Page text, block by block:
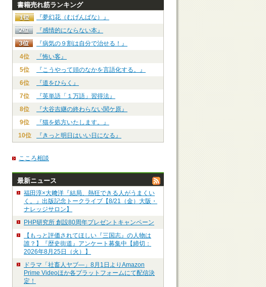
書籍売れ筋ランキング
『夢幻花（むげんばな）』
『感情的にならない本』
『病気の９割は自分で治せる！』
4位
『怖い客』
5位
『こうやって頭のなかを言語化する。』
6位
『道をひらく』
7位
『英単語「１万語」習得法』
8位
『大谷吉継の終わらない関ケ原』
9位
『猫を処方いたします。』
10位
『きっと明日はいい日になる』
こころ相談
最新ニュース
福田淳×大﨑洋『結局、熱狂できる人がうまくい
く。』出版記念トークライブ【8/21（金）大阪・
ナレッジサロン】
PHP研究所 創設80周年プレゼントキャンペーン
【もっと評価されてほしい『三国志』の人物は
誰？】『歴史街道』アンケート募集中【締切：
2026年8月25日（火）】
ドラマ「社畜人ヤブ―」8月1日よりAmazon
Prime Videoほか各プラットフォームにて配信決
定！